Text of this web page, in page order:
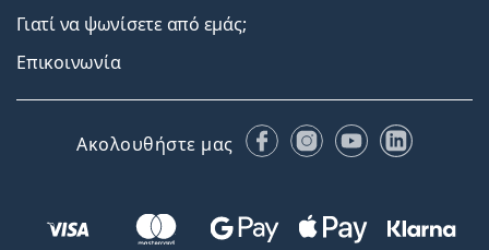
Γιατί να ψωνίσετε από εμάς;
Επικοινωνία
Ακολουθήστε μας FacebookInstagram
YouTubeLinkedIn